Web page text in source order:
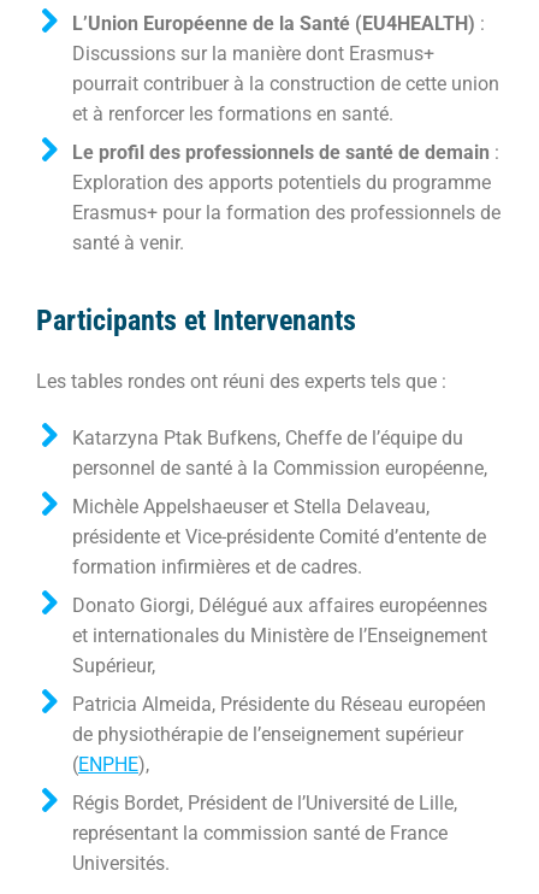
L’Union Européenne de la Santé (EU4HEALTH) :
Discussions sur la manière dont Erasmus+
pourrait contribuer à la construction de cette union
et à renforcer les formations en santé.
Le profil des professionnels de santé de demain :
Exploration des apports potentiels du programme
Erasmus+ pour la formation des professionnels de
santé à venir.
Participants et Intervenants
Les tables rondes ont réuni des experts tels que :
Katarzyna Ptak Bufkens, Cheffe de l’équipe du
personnel de santé à la Commission européenne,
Michèle Appelshaeuser et Stella Delaveau,
présidente et Vice-présidente Comité d’entente de
formation infirmières et de cadres.
Donato Giorgi, Délégué aux affaires européennes
et internationales du Ministère de l’Enseignement
Supérieur,
Patricia Almeida, Présidente du Réseau européen
de physiothérapie de l’enseignement supérieur
(ENPHE),
Régis Bordet, Président de l’Université de Lille,
représentant la commission santé de France
Universités.